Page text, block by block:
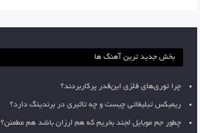
بخش جدید ترین آهنگ ها
چرا توری‌های فلزی این‌قدر پرکاربردند؟
ریمیکس تبلیغاتی چیست و چه تاثیری در برندینگ دارد؟
چطور جم موبایل لجند بخریم که هم ارزان باشد هم مطمئن؟